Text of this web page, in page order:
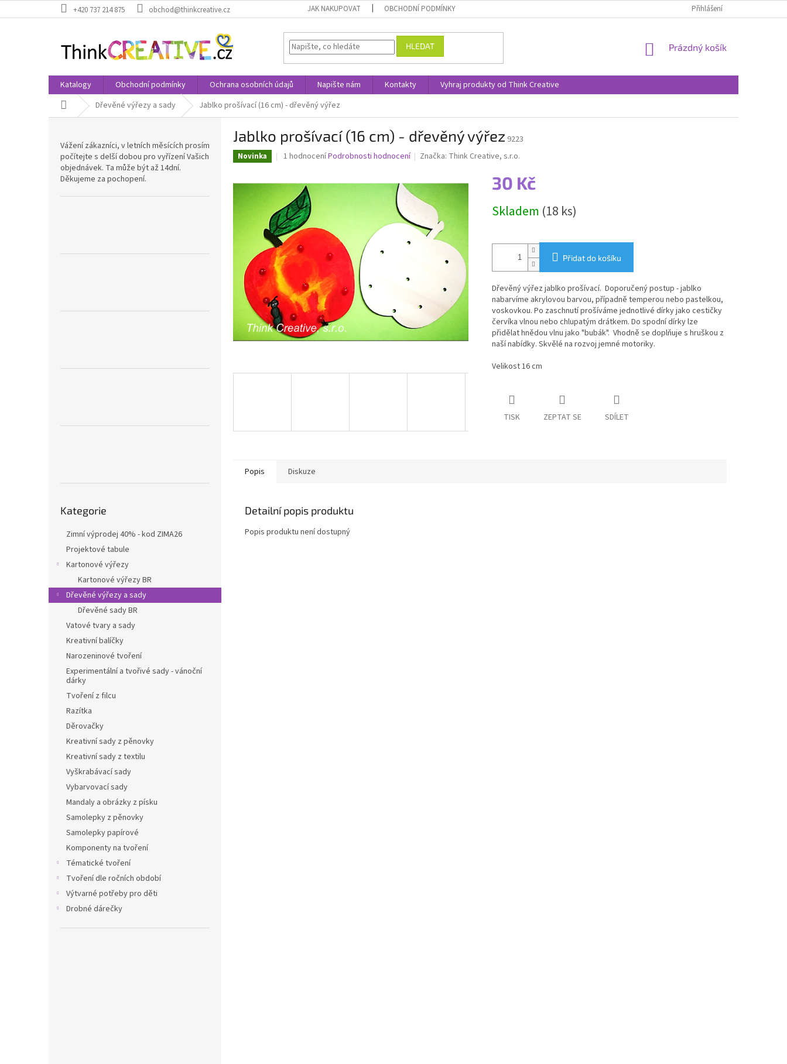
na
+420 737 214 875 obchod@thinkcreative.cz JAK NAKUPOVAT OBCHODNÍ PODMÍNKY Přihlášení
HLEDAT
NÁKUPNÍ
Prázdný košík
Katalogy Obchodní podmínky Ochrana osobních údajů Napište nám Kontakty
Vyhraj produkty od Think Creative
Domů Dřevěné výřezy a sady Jablko prošívací (16 cm) - dřevěný výřez
Vážení zákazníci, v letních měsících prosím
počítejte s delší dobou pro vyřízení Vašich
objednávek. Ta může být až 14dní.
Děkujeme za pochopení.
kategorie
Kategorie
Zimní výprodej 40% - kod ZIMA26
Projektové tabule
Kartonové výřezy
Kartonové výřezy BR
Dřevěné výřezy a sady
Dřevěné sady BR
Vatové tvary a sady
Kreativní balíčky
Narozeninové tvoření
Experimentální a tvořivé sady - vánoční
dárky
Tvoření z filcu
Razítka
Děrovačky
Kreativní sady z pěnovky
Kreativní sady z textilu
Vyškrabávací sady
Vybarvovací sady
Mandaly a obrázky z písku
Samolepky z pěnovky
Samolepky papírové
Komponenty na tvoření
Tématické tvoření
Tvoření dle ročních období
Výtvarné potřeby pro děti
Drobné dárečky
Jablko prošívací (16 cm) - dřevěný výřez 9223
Novinka
Průměrné
5,0
z
5
hvězdiček.
1 hodnoceníPodrobnosti hodnocení Značka: Think Creative, s.r.o.
30 Kč
cena:
Skladem (18 ks)
Přidat do košíku
Dřevěný výřez jablko prošívací. Doporučený postup - jablko
nabarvíme akrylovou barvou, případně temperou nebo pastelkou,
voskovkou. Po zaschnutí prošíváme jednotlivé dírky jako cestičky
červíka vlnou nebo chlupatým drátkem. Do spodní dírky lze
přidělat hnědou vlnu jako "bubák". Vhodně se doplňuje s hruškou z
naší nabídky. Skvělé na rozvoj jemné motoriky.
Velikost 16 cm
TISK ZEPTAT SE SDÍLET
Popis Diskuze
Detailní popis produktu
Popis produktu není dostupný